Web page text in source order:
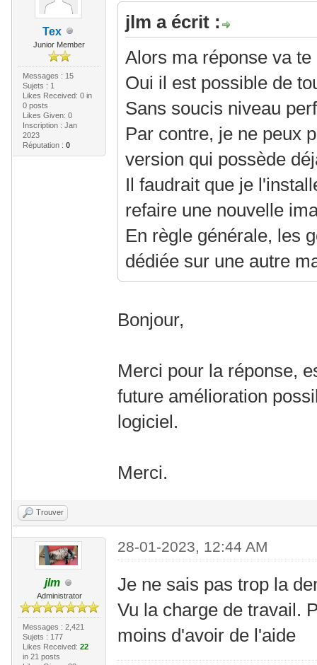
Tex
Junior Member
Messages : 15
Sujets : 1
Likes Received: 0in
0 posts
Likes Given: 0
Inscription : Jan
2023
Réputation : 0
jlm a écrit :
Alors ma réponse va te
Oui il est possible de
Sans soucis niveau
Par contre, je ne peux
version qui possède
Il faudrait que je
refaire une nouvelle
En règle générale, les
dédiée sur une autre
Bonjour,
Merci pour la réponse,
future amélioration
logiciel.
Merci.
Trouver
jlm
Administrator
Messages : 2,421
Sujets : 177
Likes Received: 22
in 21 posts
28-01-2023, 12:44 AM
Je ne sais pas trop la
Vu la charge de travail.
moins d'avoir de l'aide